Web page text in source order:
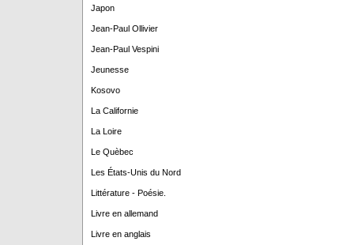
Japon
Jean-Paul Ollivier
Jean-Paul Vespini
Jeunesse
Kosovo
La Californie
La Loire
Le Quèbec
Les États-Unis du Nord
Littérature - Poésie.
Livre en allemand
Livre en anglais